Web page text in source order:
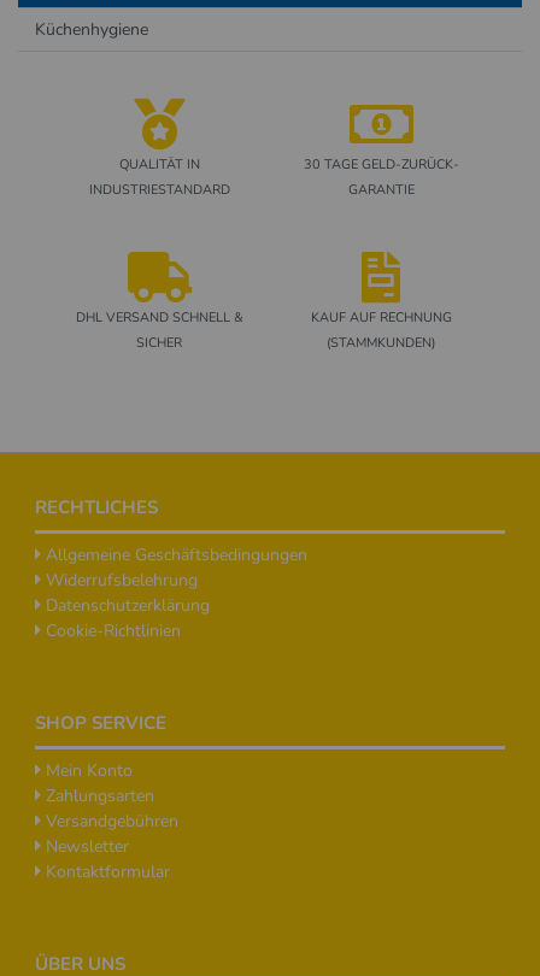
Küchenhygiene
QUALITÄT IN
INDUSTRIESTANDARD
30 TAGE GELD-ZURÜCK-
GARANTIE
DHL VERSAND SCHNELL &
SICHER
KAUF AUF RECHNUNG
(STAMMKUNDEN)
RECHTLICHES
Allgemeine Geschäftsbedingungen
Widerrufsbelehrung
Datenschutzerklärung
Cookie-Richtlinien
SHOP SERVICE
Mein Konto
Zahlungsarten
Versandgebühren
Newsletter
Kontaktformular
ÜBER UNS